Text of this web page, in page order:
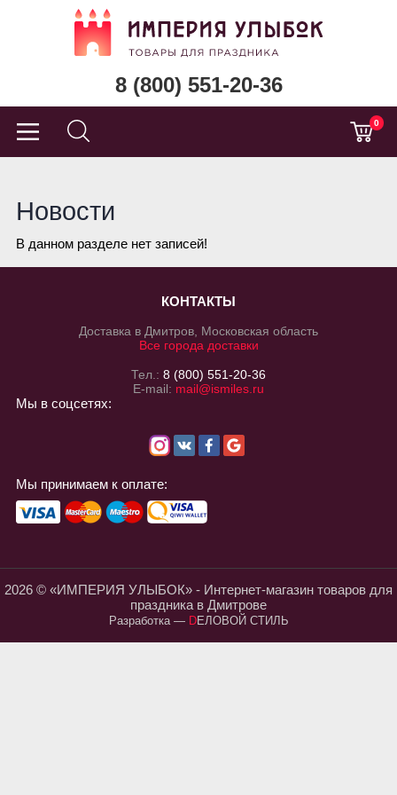
8 (800) 551-20-36
0
Новости
В данном разделе нет записей!
КОНТАКТЫ
Доставка в Дмитров, Московская область
Все города доставки
Тел.: 8 (800) 551-20-36
E-mail: mail@ismiles.ru
Мы в соцсетях:
Мы принимаем к оплате:
2026 © «ИМПЕРИЯ УЛЫБОК» - Интернет-магазин товаров для
праздника в Дмитрове
Разработка— DЕЛОВОЙ СТИЛЬ